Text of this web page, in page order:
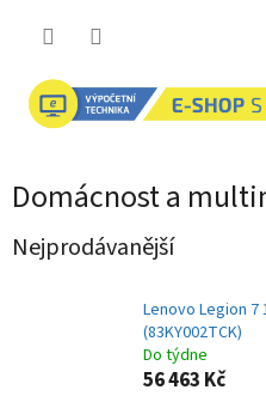
Domácnost a
Nejprodávanější
Lenovo Legion 7
(83KY002TCK)
Do týdne
56 463 Kč